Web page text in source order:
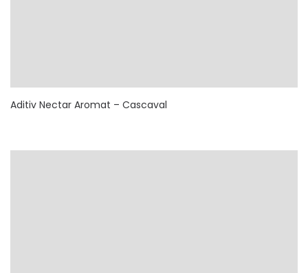
Aditiv Nectar Aromat – Cascaval